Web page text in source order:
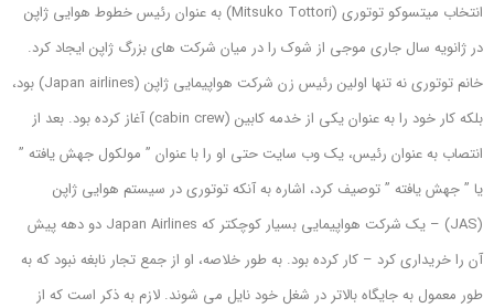
انتخاب میتسوکو توتوری (Mitsuko Tottori) به عنوان رئیس خطوط هوایی ژاپن
در ژانویه سال جاری موجی از شوک را در میان شرکت های بزرگ ژاپن ایجاد کرد.
خانم توتوری نه تنها اولین رئیس زن شرکت هواپیمایی ژاپن (Japan airlines) بود،
بلکه کار خود را به عنوان یکی از خدمه کابین (cabin crew) آغاز کرده بود.
بعد از
انتصاب به عنوان رئیس، یک وب سایت حتی او را با عنوان ” مولکول جهش یافته ”
یا ” جهش یافته ” توصیف کرد، اشاره به آنکه توتوری در سیستم هوایی ژاپن
(JAS) – یک شرکت هواپیمایی بسیار کوچکتر که Japan Airlines دو دهه پیش
آن را خریداری کرد – کار کرده بود. به طور خلاصه، او از جمع تجار نابغه نبود که به
طور معمول به جایگاه بالاتر در شغل خود نایل می شوند. لازم به ذکر است که از